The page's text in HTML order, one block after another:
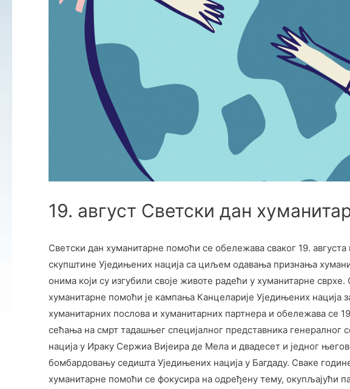
19. август Светски дан
Светски дан хуманитарне помоћи се обележава сваког 19.
скупштине Уједињених нација са циљем одавања признања
онима који су изгубили своје животе радећи у хуманитарне сврхе.
хуманитарне помоћи је кампања Канцеларије Уједињених нација
хуманитарних послова и хуманитарних партнера и обележава се
сећања на смрт тадашњег специјалног представника генералног
нација у Ираку Сержиа Вијеира де Мела и двадесет и једног
бомбардовању седишта Уједињених нација у Багдаду. Сваке
хуманитарне помоћи се фокусира на одређену тему, окупљајући